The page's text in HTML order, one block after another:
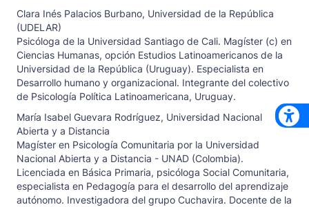
Clara Inés Palacios Burbano, Universidad de la República
(UDELAR)
Psicóloga de la Universidad Santiago de Cali. Magíster (c) en
Ciencias Humanas, opción Estudios Latinoamericanos de la
Universidad de la República (Uruguay). Especialista en
Desarrollo humano y organizacional. Integrante del colectivo
de Psicología Política Latinoamericana, Uruguay.
María Isabel Guevara Rodríguez, Universidad Nacional
Abierta y a Distancia
Magíster en Psicología Comunitaria por la Universidad
Nacional Abierta y a Distancia - UNAD (Colombia).
Licenciada en Básica Primaria, psicóloga Social Comunitaria,
especialista en Pedagogía para el desarrollo del aprendizaje
autónomo. Investigadora del grupo Cuchavira. Docente de la